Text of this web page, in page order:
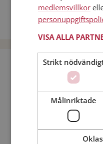
Dejta kvinnor i Sverige
Dejta män i Sverige
Bli
Jag är en:
Min ålder:
medlemsvillkor
VISA ALLA
Strikt
Målinriktade